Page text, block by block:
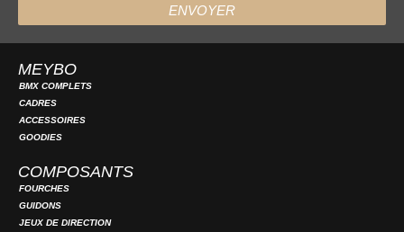
ENVOYER
MEYBO
BMX COMPLETS
CADRES
ACCESSOIRES
GOODIES
COMPOSANTS
FOURCHES
GUIDONS
JEUX DE DIRECTION